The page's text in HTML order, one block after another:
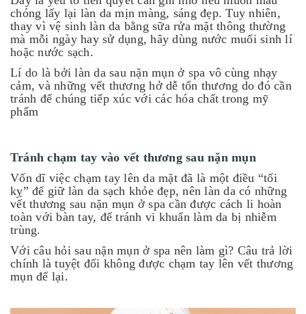
chóng lấy lại làn da mịn màng, sáng đẹp. Tuy nhiên,
thay vì vệ sinh làn da bằng sữa rửa mặt thông thường
mà mỗi ngày hay sử dụng, hãy dùng nước muối sinh lí
hoặc nước sạch.
Lí do là bởi làn da sau nặn mụn ở spa vô cùng nhạy
cảm, và những vết thương hở dễ tổn thương do đó cần
tránh để chúng tiếp xúc với các hóa chất trong mỹ
phẩm
Tránh chạm tay vào vết thương sau nặn mụn
Vốn dĩ việc chạm tay lên da mặt đã là một điều “tối
kỵ” để giữ làn da sạch khỏe đẹp, nên làn da có những
vết thương sau nặn mụn ở spa cần được cách li hoàn
toàn với bàn tay, để tránh vi khuẩn làm da bị nhiễm
trùng.
Với câu hỏi sau nặn mụn ở spa nên làm gì? Câu trả lời
chính là tuyệt đối không được chạm tay lên vết thương
mụn để lại.